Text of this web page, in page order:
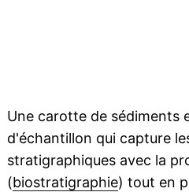
Une carotte de sédiments
d'échantillon qui capture
stratigraphiques avec la
(biostratigraphie) tout en